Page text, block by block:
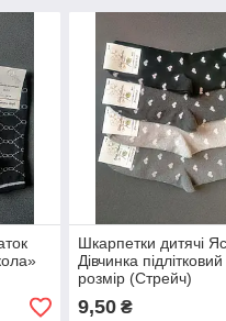
Шкарпетки дитячі
Дівчинка
розмір (Стрейч)
9,50₴